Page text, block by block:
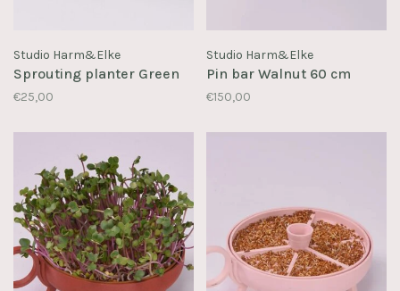
Studio Harm&Elke
Sprouting planter Green
€25,00
Studio Harm&Elke
Pin bar Walnut 60 cm
€150,00